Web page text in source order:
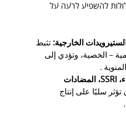
להשפיע לרעה על
الخارجية: تثبط
– الخصية، وتؤدي إلى
.
بعض الأدوية (كمِّاء، SSRI، المضادات
سلبًا على إنتاج